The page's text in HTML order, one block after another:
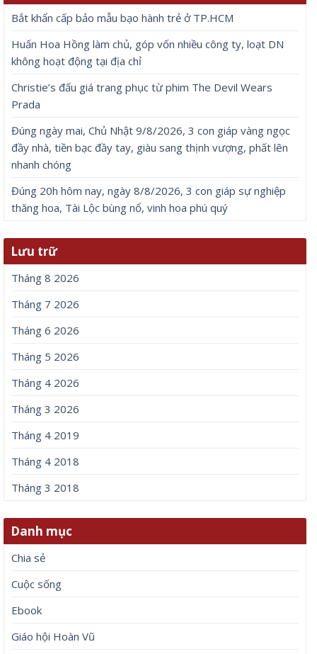
Bắt khẩn cấp bảo mẫu bạo hành trẻ ở TP.HCM
Huấn Hoa Hồng làm chủ, góp vốn nhiều công ty, loạt DN
không hoạt động tại địa chỉ
Christie’s đấu giá trang phục từ phim The Devil Wears
Prada
Đúng ngày mai, Chủ Nhật 9/8/2026, 3 con giáp vàng ngọc
đầy nhà, tiền bạc đầy tay, giàu sang thịnh vượng, phất lên
nhanh chóng
Đúng 20h hôm nay, ngày 8/8/2026, 3 con giáp sự nghiệp
thăng hoa, Tài Lộc bùng nổ, vinh hoa phú quý
Lưu trữ
Tháng 8 2026
Tháng 7 2026
Tháng 6 2026
Tháng 5 2026
Tháng 4 2026
Tháng 3 2026
Tháng 4 2019
Tháng 4 2018
Tháng 3 2018
Danh mục
Chia sẻ
Cuộc sống
Ebook
Giáo hội Hoàn Vũ